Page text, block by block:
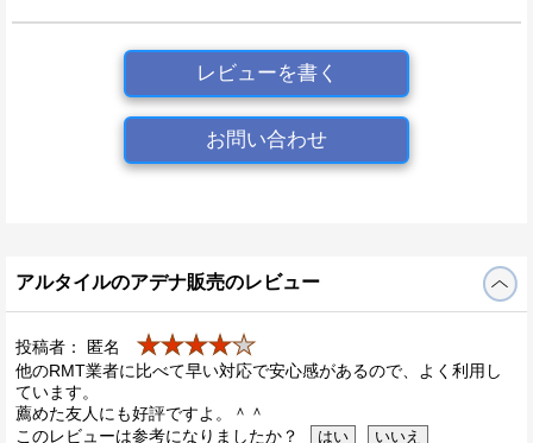
レビューを書く
お問い合わせ
アルタイルのアデナ販売のレビュー
投稿者： 匿名 ★★★★★
他のRMT業者に比べて早い対応で安心感があるので、よく利用し
ています。
薦めた友人にも好評ですよ。＾＾
このレビューは参考になりましたか？